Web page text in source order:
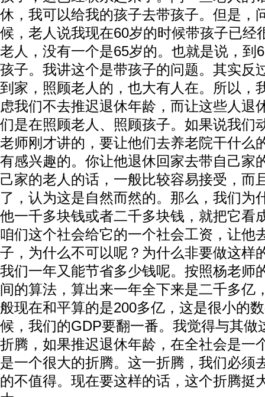
休，我可以给我的孩子去带孩子。但是，
候，老人说我现在60岁的时候带孩子已经
老人，没有一个是65岁的。也就是说，到
孩子。我讲这个是带孩子的问题。其实反
到家，照顾老人的，也大有人在。所以，
虑我们不去推迟退休年龄，而让这些人退
们是在照顾老人、照顾孩子。如果说我们
老师刚才讲的，要让他们去养老院干什么
有感兴趣的。你让他退休回家去带自己家
己家的老人的话，一般比较容易接受，而
了，认为这是自然而然的。那么，我们为
他一千多块钱或者二千多块钱，就把它看
咱们这个社会给它的一个社会工资，让他
子，为什么不可以呢？为什么非要做这样
我们一年又能节省多少钱呢。按照杨老师
间的算法，算出来一年全下来是二千多亿
般现在和平算的是200多亿，这是很小的
候，我们的GDP要翻一番。我觉得与其做
折腾，如果推迟退休年龄，在全社会是一
是一个很大的折腾。这一折腾，我们必须
的不值得。现在要这样的话，这个折腾挺